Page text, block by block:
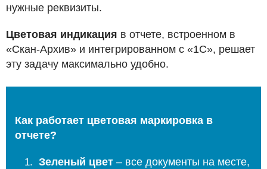
нужные реквизиты.
Цветовая индикация в отчете, встроенном в
«Скан-Архив» и интегрированном с «1С», решает
эту задачу максимально удобно.
Как работает цветовая маркировка в
отчете?
Зеленый цвет – все документы на месте,